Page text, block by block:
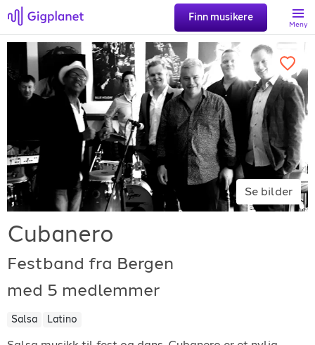
Finn musikere
Meny
Søk
Favoritter
Logg inn
Registrer artist
Gigplanet
Se bilder
Cubanero
Festband fra Bergen
med 5 medlemmer
Salsa Latino